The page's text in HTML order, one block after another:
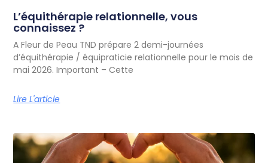
L’équithérapie relationnelle, vous
connaissez ?
A Fleur de Peau TND prépare 2 demi-journées
d’équithérapie / équipraticie relationnelle pour le mois de
mai 2026. Important – Cette
Lire L'article